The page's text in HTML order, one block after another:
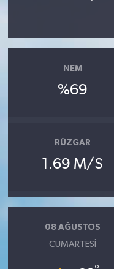
NEM
%69
RÜZGAR
1.69 M/S
08 AĞUSTOS
CUMARTESI